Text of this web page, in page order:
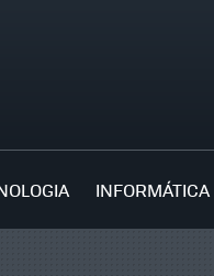
INFORMÁTICA